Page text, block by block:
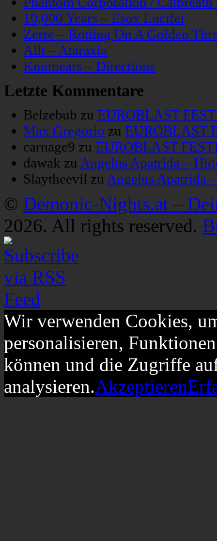
10,000 Years – Esox Lucifer
Zerre – Rotting On A Golden
Allt – Ataraxia
Knumears – Directions
Letzte Kommentare
Belzebub zu EUROBLAST
Max Gregorio zu EUROBLAST
carnage9 zu EUROBLAST
dawak zu Angelus Apatrida –
Slaytheevil zu Angelus Apatrida
© Demonic-Nights.at –
2026. All rights reserved.
Wir verwenden Cookies,
personalisieren,
können und die Zugriffe
analysieren.Akzeptieren